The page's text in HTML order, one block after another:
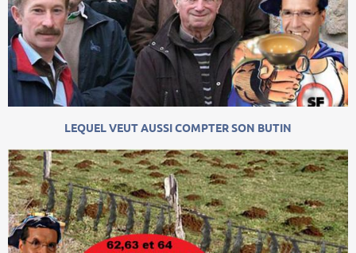
LEQUEL VEUT AUSSI COMPTER SON BUTIN